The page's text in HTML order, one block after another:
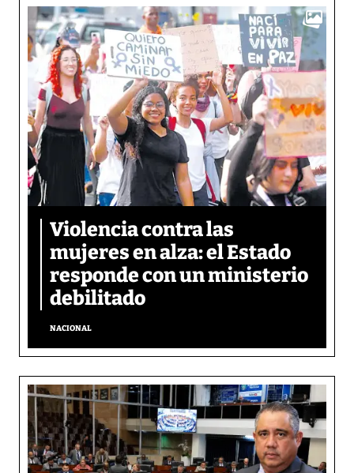
Violencia contra las
mujeres en alza: el Estado
responde con un ministerio
debilitado
NACIONAL